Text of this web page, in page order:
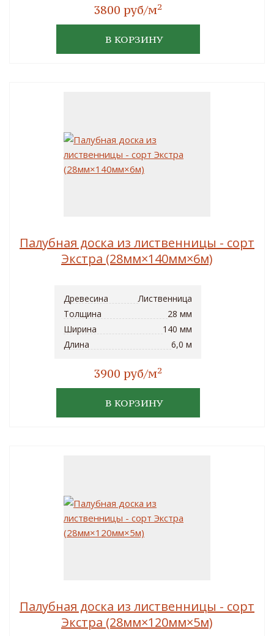
3800 руб/м2
В КОРЗИНУ
Палубная доска из лиственницы - сорт
Экстра (28мм×140мм×6м)
Древесина
Лиственница
Толщина
28 мм
Ширина
140 мм
Длина
6,0 м
3900 руб/м2
В КОРЗИНУ
Палубная доска из лиственницы - сорт
Экстра (28мм×120мм×5м)